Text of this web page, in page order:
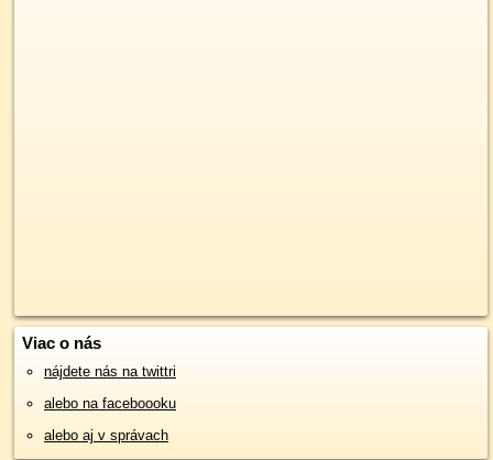
Viac o nás
nájdete nás na twittri
alebo na faceboooku
alebo aj v správach